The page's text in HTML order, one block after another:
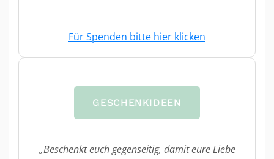
Für Spenden bitte hier klicken
GESCHENKIDEEN
„Beschenkt euch gegenseitig, damit eure Liebe